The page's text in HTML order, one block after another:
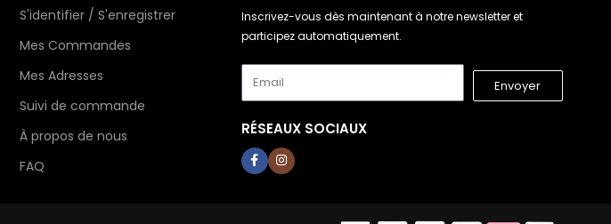
S'identifier / S'enregistrer
Mes Commandes
Mes Adresses
Suivi de commande
À propos de nous
FAQ
Inscrivez-vous dès maintenant à notre newsletter et
participez automatiquement.
Envoyer
RÉSEAUX SOCIAUX